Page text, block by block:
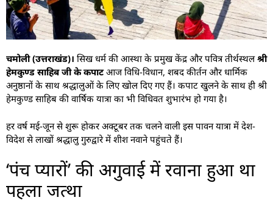
चमोली (उत्तराखंड)। सिख धर्म की आस्था के प्रमुख केंद्र और पवित्र तीर्थस्थलश्री
हेमकुण्ड साहिब जी के कपाटआज विधि-विधान, शबद कीर्तन और धार्मिक
अनुष्ठानों के साथ श्रद्धालुओं के लिए खोल दिए गए हैं। कपाट खुलने के साथ ही श्री
हेमकुण्ड साहिब की वार्षिक यात्रा का भी विधिवत शुभारंभ हो गया है।
हर वर्ष मई-जून से शुरू होकर अक्टूबर तक चलने वाली इस पावन यात्रा में देश-
विदेश से लाखों श्रद्धालु गुरुद्वारे में शीश नवाने पहुंचते हैं।
‘पंच प्यारों’ की अगुवाई में रवाना हुआ था
पहला जत्था